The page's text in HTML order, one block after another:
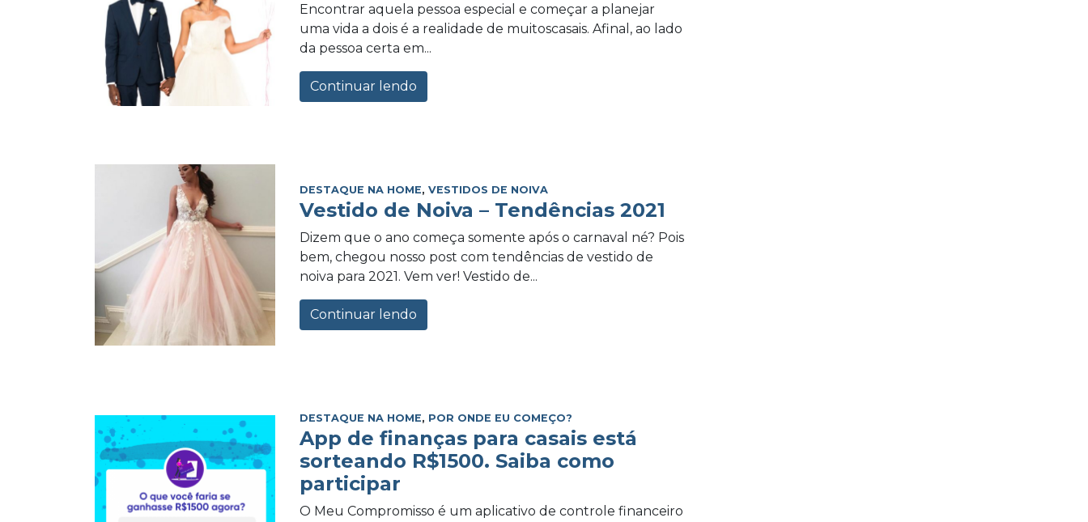
Encontrar aquela pessoa especial e começar a planejar
uma vida a dois é a realidade de muitoscasais. Afinal, ao lado
da pessoa certa em...
Continuar lendo
DESTAQUE NA HOME,VESTIDOS DE NOIVA
Vestido de Noiva – Tendências 2021
Dizem que o ano começa somente após o carnaval né? Pois
bem, chegou nosso post com tendências de vestido de
noiva para 2021. Vem ver! Vestido de...
Continuar lendo
DESTAQUE NA HOME, POR ONDE EU COMEÇO?
App de finanças para casais está
sorteando R$1500. Saiba como
participar
O Meu Compromisso é um aplicativo de controle financeiro